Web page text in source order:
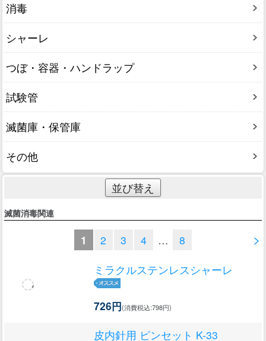
消毒
シャーレ
つぼ・容器・ハンドラップ
試験管
滅菌庫・保管庫
その他
並び替え
滅菌消毒関連
>
1 2 3 4 … 8
ミラクルステンレスシャーレ
726円(消費税込:798円)
皮内針用 ピンセット K-33